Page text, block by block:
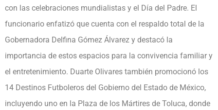
con las celebraciones mundialistas y el Día del Padre. El
funcionario enfatizó que cuenta con el respaldo total de la
Gobernadora Delfina Gómez Álvarez y destacó la
importancia de estos espacios para la convivencia familiar y
el entretenimiento. Duarte Olivares también promocionó los
14 Destinos Futboleros del Gobierno del Estado de México,
incluyendo uno en la Plaza de los Mártires de Toluca, donde